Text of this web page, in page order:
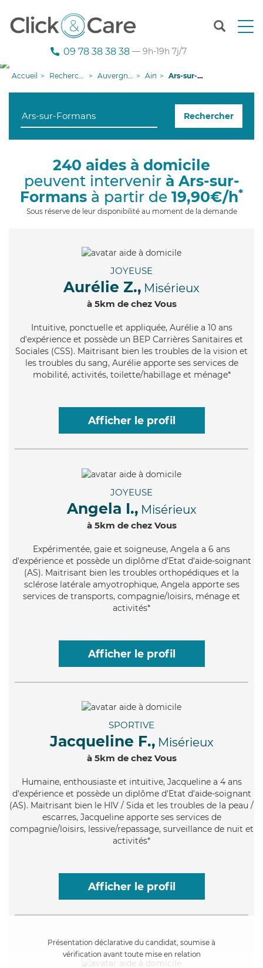
T
n
g
09 78 38 38 38 — 9h-19h 7j/7
Accueil Recherche aide à domicile Auvergne-Rhône-Alpes Ain Ars-sur-Formans
Rechercher
240 aides à domicile
peuvent intervenir à Ars-sur-
Formans à partir de 19,90€/h*
Sous réserve de leur disponibilité au moment de la demande
JOYEUSE
Aurélie Z., Misérieux
à 5km de chez Vous
Intuitive, ponctuelle et appliquée, Aurélie a 10 ans
d'expérience et possède un BEP Carrières Sanitaires et
Sociales (CSS). Maitrisant bien les troubles de la vision et
les troubles du sang, Aurélie apporte ses services de
mobilité, activités, toilette/habillage et ménage*
Afficher le profil
JOYEUSE
Angela I., Misérieux
à 5km de chez Vous
Expérimentée, gaie et soigneuse, Angela a 6 ans
d'expérience et possède un diplôme d'Etat d'aide-soignant
(AS). Maitrisant bien les troubles orthopédiques et la
sclérose latérale amyotrophique, Angela apporte ses
services de transports, compagnie/loisirs, ménage et
activités*
Afficher le profil
SPORTIVE
Jacqueline F., Misérieux
à 5km de chez Vous
Humaine, enthousiaste et intuitive, Jacqueline a 4 ans
d'expérience et possède un diplôme d'Etat d'aide-soignant
(AS). Maitrisant bien le HIV / Sida et les troubles de la peau /
escarres, Jacqueline apporte ses services de
compagnie/loisirs, lessive/repassage, surveillance de nuit et
activités*
Afficher le profil
Présentation déclarative du candidat, soumise à
vérification avant toute mise en relation